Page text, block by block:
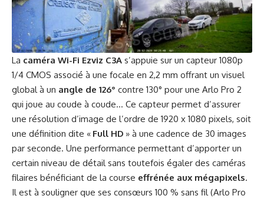
La caméra Wi-Fi Ezviz C3A s’appuie sur un capteur 1080p
1/4 CMOS associé à une focale en 2,2 mm offrant un visuel
global à un angle de 126° contre 130° pour une Arlo Pro 2
qui joue au coude à coude… Ce capteur permet d’assurer
une résolution d’image de l’ordre de 1920 x 1080 pixels, soit
une définition dite « Full HD » à une cadence de 30 images
par seconde. Une performance permettant d’apporter un
certain niveau de détail sans toutefois égaler des caméras
filaires bénéficiant de la course effrénée aux mégapixels.
Il est à souligner que ses consœurs 100 % sans fil (Arlo Pro